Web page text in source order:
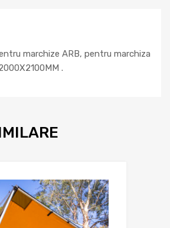
marchize ARB, pentru marchiza
.